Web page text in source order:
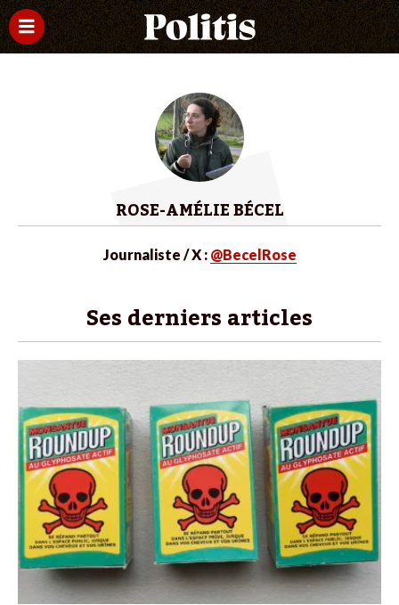
ROSE-AMÉLIE BÉCEL
Journaliste / X : @BecelRose
Ses derniers articles